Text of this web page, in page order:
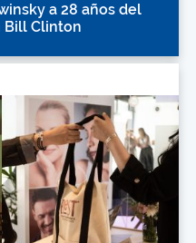
a 28 años del
Bill Clinton